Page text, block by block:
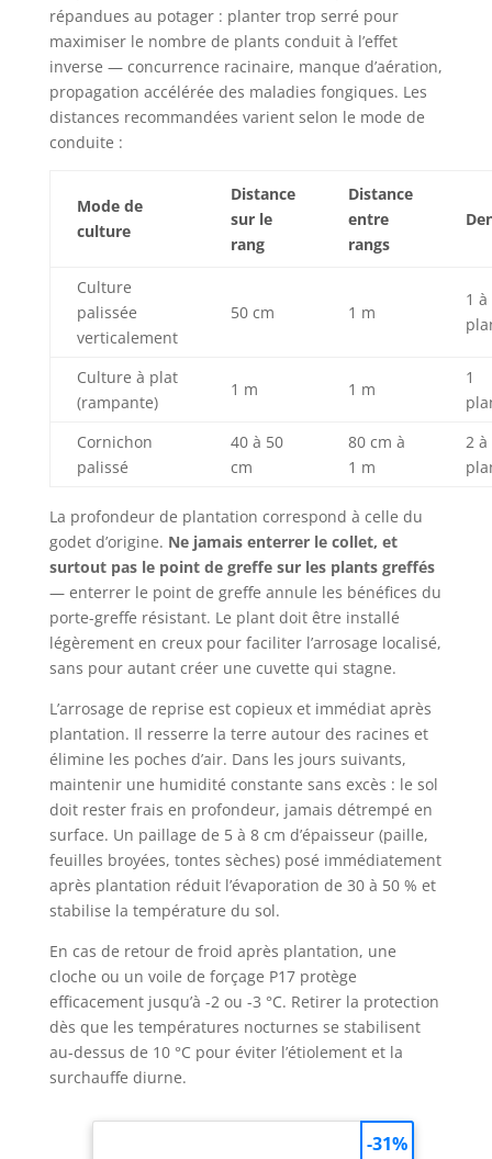
répandues au potager : planter trop serré pour
maximiser le nombre de plants conduit à l’effet
inverse — concurrence racinaire, manque d’aération,
propagation accélérée des maladies fongiques. Les
distances recommandées varient selon le mode de
conduite :
Mode de
culture
Distance
sur le
rang
Distance
entre
rangs
Culture
palissée
verticalement
50 cm 1 m
1 à
Culture à plat
(rampante)
1 m 1 m
1
Cornichon
palissé
40 à 50
cm
80 cm à
1 m
2 à
La profondeur de plantation correspond à celle du
godet d’origine. Ne jamais enterrer le collet, et
surtout pas le point de greffe sur les plants greffés
— enterrer le point de greffe annule les bénéfices du
porte-greffe résistant. Le plant doit être installé
légèrement en creux pour faciliter l’arrosage localisé,
sans pour autant créer une cuvette qui stagne.
L’arrosage de reprise est copieux et immédiat après
plantation. Il resserre la terre autour des racines et
élimine les poches d’air. Dans les jours suivants,
maintenir une humidité constante sans excès : le sol
doit rester frais en profondeur, jamais détrempé en
surface. Un paillage de 5 à 8 cm d’épaisseur (paille,
feuilles broyées, tontes sèches) posé immédiatement
après plantation réduit l’évaporation de 30 à 50 % et
stabilise la température du sol.
En cas de retour de froid après plantation, une
cloche ou un voile de forçage P17 protège
efficacement jusqu’à -2 ou -3 °C. Retirer la protection
dès que les températures nocturnes se stabilisent
au-dessus de 10 °C pour éviter l’étiolement et la
surchauffe diurne.
-31%